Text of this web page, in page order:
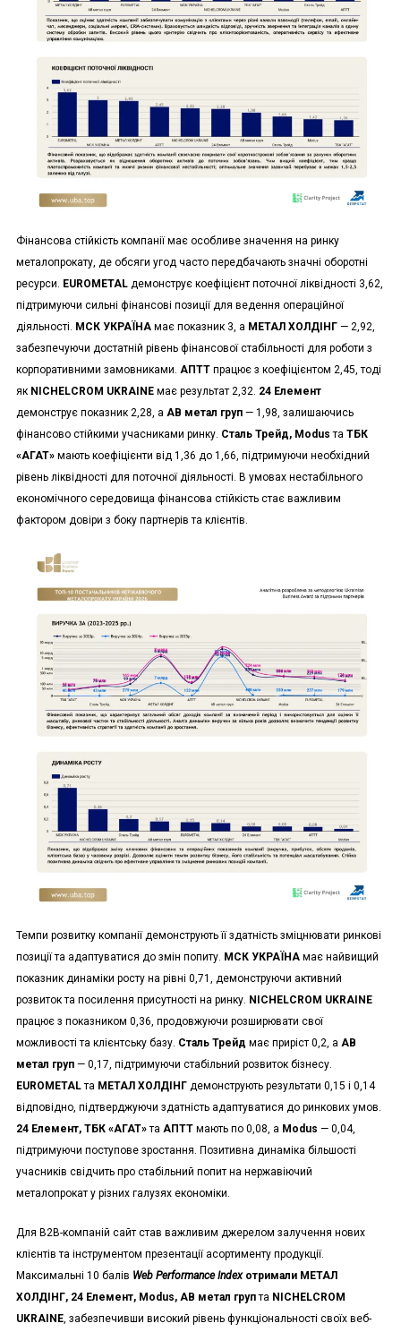
Фінансова стійкість компанії має особливе значення на ринку
металопрокату, де обсяги угод часто передбачають значні оборотні
ресурси. EUROMETAL демонструє коефіцієнт поточної ліквідності 3,62,
підтримуючи сильні фінансові позиції для ведення операційної
діяльності. МСК УКРАЇНАмає показник 3, а МЕТАЛ ХОЛДІНГ— 2,92,
забезпечуючи достатній рівень фінансової стабільності для роботи з
корпоративними замовниками. АПТТ працює з коефіцієнтом 2,45, тоді
як NICHELCROM UKRAINE має результат 2,32. 24 Елемент
демонструє показник 2,28, а АВ метал груп— 1,98, залишаючись
фінансово стійкими учасниками ринку. Сталь Трейд, Modusта ТБК
«АГАТ» мають коефіцієнти від 1,36 до 1,66, підтримуючи необхідний
рівень ліквідності для поточної діяльності. В умовах нестабільного
економічного середовища фінансова стійкість стає важливим
фактором довіри з боку партнерів та клієнтів.
Темпи розвитку компанії демонструють її здатність зміцнювати ринкові
позиції та адаптуватися до змін попиту. МСК УКРАЇНАмає найвищий
показник динаміки росту на рівні 0,71, демонструючи активний
розвиток та посилення присутності на ринку. NICHELCROM UKRAINE
працює з показником 0,36, продовжуючи розширювати свої
можливості та клієнтську базу. Сталь Трейд має приріст 0,2, а АВ
метал груп— 0,17, підтримуючи стабільний розвиток бізнесу.
EUROMETALта МЕТАЛ ХОЛДІНГ демонструють результати 0,15 і 0,14
відповідно, підтверджуючи здатність адаптуватися до ринкових умов.
24 Елемент, ТБК «АГАТ»та АПТТ мають по 0,08, а Modus — 0,04,
підтримуючи поступове зростання. Позитивна динаміка більшості
учасників свідчить про стабільний попит на нержавіючий
металопрокат у різних галузях економіки.
Для B2B-компаній сайт став важливим джерелом залучення нових
клієнтів та інструментом презентації асортименту продукції.
Максимальні 10 балів Web Performance Index отримали МЕТАЛ
ХОЛДІНГ, 24 Елемент, Modus, АВ метал групта NICHELCROM
UKRAINE, забезпечивши високий рівень функціональності своїх веб-